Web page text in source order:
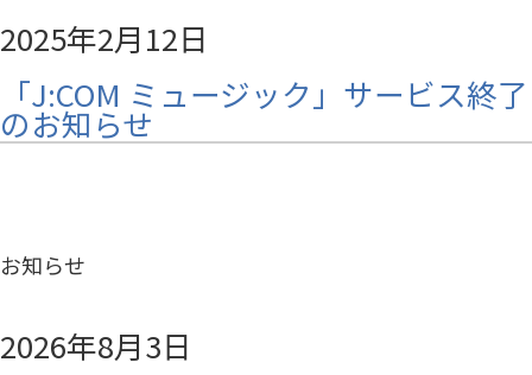
2025年2月12日
「J:COM ミュージック」サービス終了
のお知らせ
お知らせ
2026年8月3日